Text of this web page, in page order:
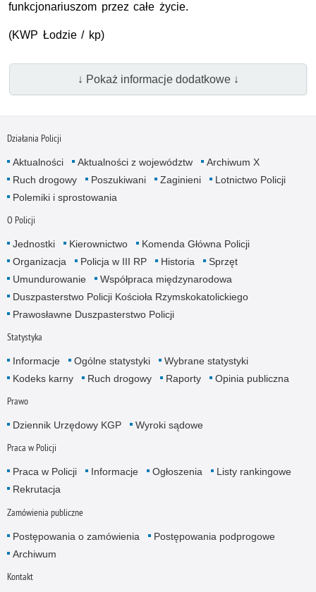
funkcjonariuszom przez całe życie.
(KWP Łodzie / kp)
↓ Pokaż informacje dodatkowe ↓
Działania Policji
Aktualności Aktualności z województw
Archiwum X
Ruch drogowy
Poszukiwani Zaginieni
Lotnictwo Policji
Polemiki i sprostowania
O Policji
Jednostki Kierownictwo
Komenda Główna Policji
Organizacja
Policja w III RP Historia
Sprzęt
Umundurowanie
Współpraca międzynarodowa
Duszpasterstwo Policji Kościoła Rzymskokatolickiego
Prawosławne Duszpasterstwo Policji
Statystyka
Informacje Ogólne statystyki
Wybrane statystyki
Kodeks karny
Ruch drogowy Raporty Opinia publiczna
Prawo
Dziennik Urzędowy KGP Wyroki sądowe
Praca w Policji
Praca w Policji Informacje Ogłoszenia
Listy rankingowe
Rekrutacja
Zamówienia publiczne
Postępowania o zamówienia
Postępowania podprogowe
Archiwum
Kontakt